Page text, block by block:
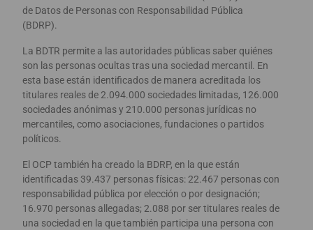
de Datos de Personas con Responsabilidad Pública
(BDRP).
La BDTR permite a las autoridades públicas saber quiénes
son las personas ocultas tras una sociedad mercantil. En
esta base están identificados de manera acreditada los
titulares reales de 2.094.000 sociedades limitadas, 126.000
sociedades anónimas y 210.000 personas jurídicas no
mercantiles, como asociaciones, fundaciones o partidos
políticos.
El OCP también ha creado la BDRP, en la que están
identificadas 39.437 personas físicas: 22.467 personas con
responsabilidad pública por elección o por designación;
16.970 personas allegadas; 2.088 por ser titulares reales de
una sociedad en la que también participa una persona con